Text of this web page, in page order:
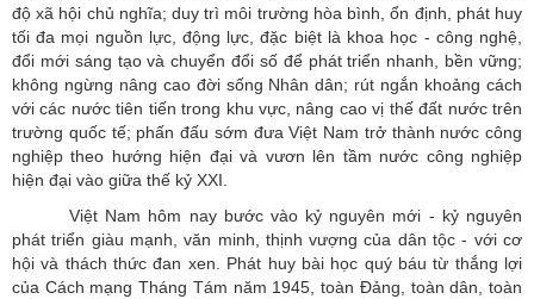
độ xã hội chủ nghĩa; duy trì môi trường hòa bình, ổn định, phát huy
tối đa mọi nguồn lực, động lực, đặc biệt là khoa học - công nghệ,
đổi mới sáng tạo và chuyển đổi số để phát triển nhanh, bền vững;
không ngừng nâng cao đời sống Nhân dân; rút ngắn khoảng cách
với các nước tiên tiến trong khu vực, nâng cao vị thế đất nước trên
trường quốc tế; phấn đấu sớm đưa Việt Nam trở thành nước công
nghiệp theo hướng hiện đại và vươn lên tầm nước công nghiệp
hiện đại vào giữa thế kỷ XXI.
Việt Nam hôm nay bước vào kỷ nguyên mới - kỷ nguyên
phát triển giàu mạnh, văn minh, thịnh vượng của dân tộc - với cơ
hội và thách thức đan xen. Phát huy bài học quý báu từ thắng lợi
của Cách mạng Tháng Tám năm 1945, toàn Đảng, toàn dân, toàn